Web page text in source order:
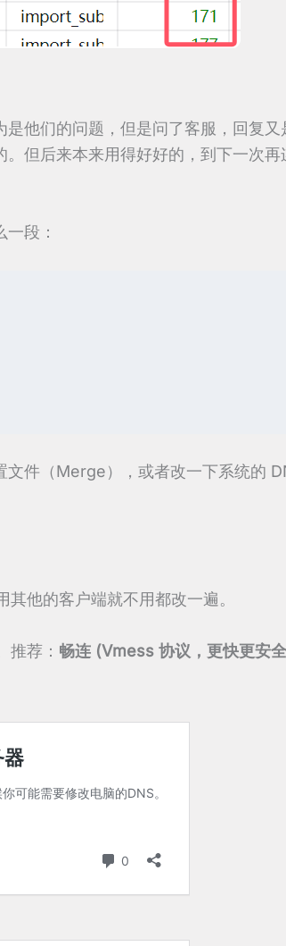
他们的问题，但是问了客服，回复又
但后来本来用得好好的，到下一次再
段：
文件（Merge），或者改一下系统的
他的客户端就不用都改一遍。
推荐： 畅连 (Vmess 协议，更快更安全